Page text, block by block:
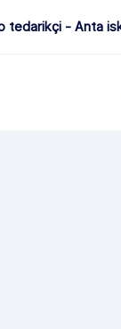
tedarikçi - Anta